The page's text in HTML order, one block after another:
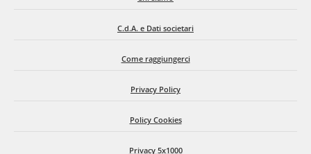
C.d.A. e Dati societari
Come raggiungerci
Privacy Policy
Policy Cookies
Privacy 5x1000